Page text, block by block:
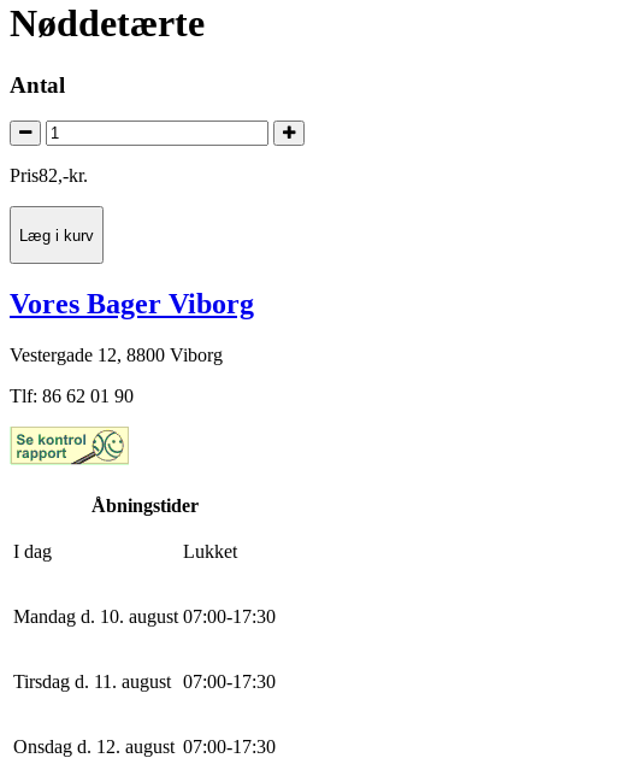
Nøddetærte
Antal
Pris82,-kr.
Læg i kurv
Vores Bager Viborg
Vestergade 12, 8800 Viborg
Tlf: 86 62 01 90
Åbningstider
I dag Lukket
Mandag d. 10. august 07:00-17:30
Tirsdag d. 11. august 07:00-17:30
Onsdag d. 12. august 07:00-17:30